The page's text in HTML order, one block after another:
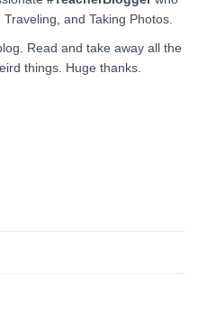
and Taking Photos.
Read and take away all the
things. Huge thanks.